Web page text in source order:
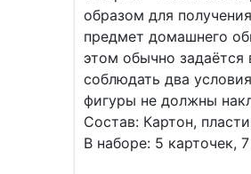
образом для
предмет домашнего
этом обычно
соблюдать два
фигуры не должны
Состав: Картон,
В наборе: 5 карточек,